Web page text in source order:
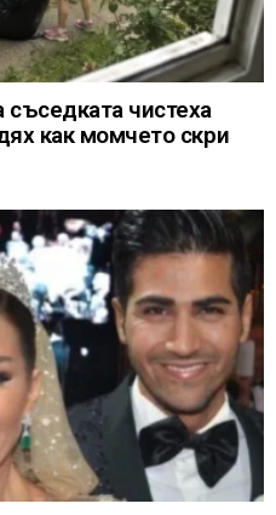
чистеха
как момчето скри